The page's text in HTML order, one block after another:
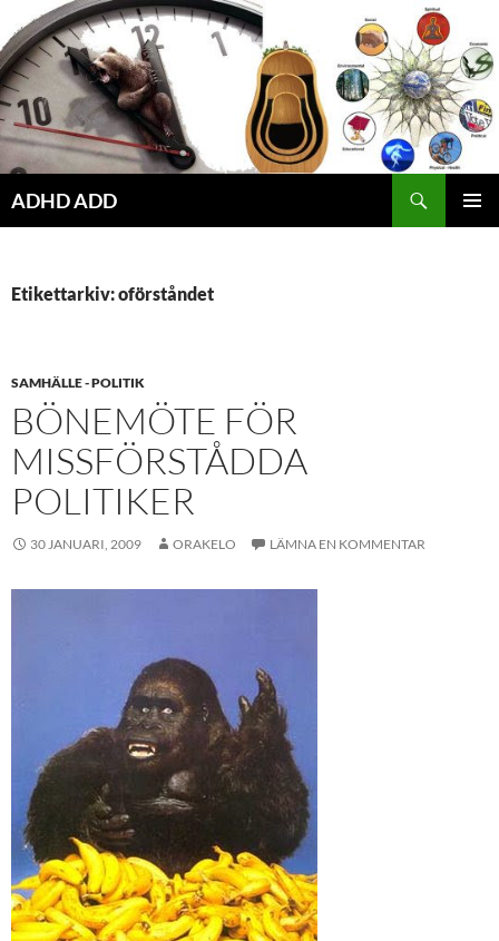
Hoppa
till
innehåll
ADHD ADD
Etikettarkiv: oförståndet
SAMHÄLLE - POLITIK
BÖNEMÖTE FÖR
MISSFÖRSTÅDDA
POLITIKER
30 JANUARI, 2009 ORAKELO LÄMNA EN KOMMENTAR